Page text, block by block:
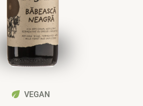
eco VEGAN